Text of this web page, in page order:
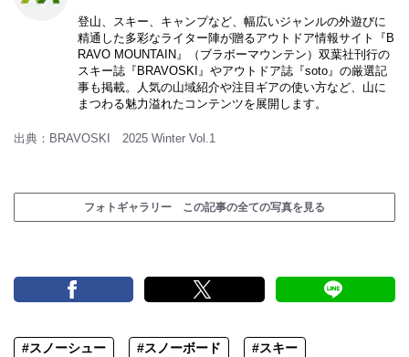
登山、スキー、キャンプなど、幅広いジャンルの外遊びに
精通した多彩なライター陣が贈るアウトドア情報サイト『B
RAVO MOUNTAIN』（ブラボーマウンテン）双葉社刊行の
スキー誌『BRAVOSKI』やアウトドア誌『soto』の厳選記
事も掲載。人気の山域紹介や注目ギアの使い方など、山に
まつわる魅力溢れたコンテンツを展開します。
出典：BRAVOSKI 2025 Winter Vol.1
フォトギャラリー この記事の全ての写真を見る
#スノーシュー #スノーボード #スキー